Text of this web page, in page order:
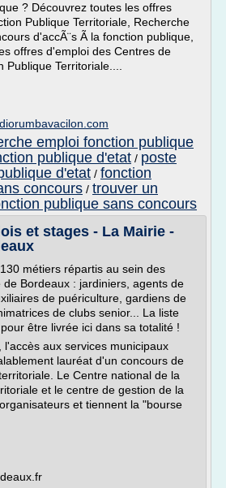
? Découvrez toutes les offres
Publique Territoriale, Recherche
d'accÃ¨s Ã la fonction publique,
offres d'emploi des Centres de
Territoriale....
emploi fonction publique
publique d'etat / poste
d'etat / fonction
concours / trouver un
publique sans concours
et stages - La Mairie -
métiers répartis au sein des
Bordeaux : jardiniers, agents de
de puériculture, gardiens de
de clubs senior... La liste
être livrée ici dans sa totalité !
l'accès aux services municipaux
lauréat d'un concours de
Le Centre national de la
et le centre de gestion de la
et tiennent la "bourse